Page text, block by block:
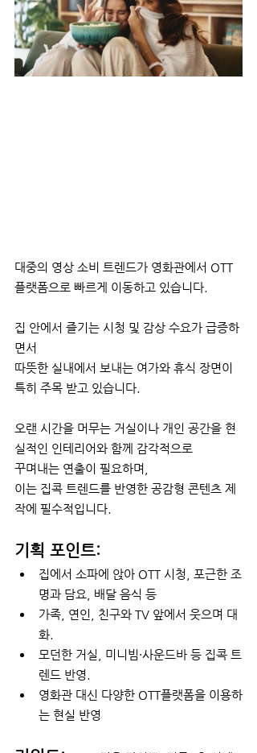
대중의 영상 소비 트렌드가 영화관에서 OTT
플랫폼으로 빠르게 이동하고 있습니다.
집 안에서 즐기는 시청 및 감상 수요가 급증하
면서
따뜻한 실내에서 보내는 여가와 휴식 장면이
특히 주목 받고 있습니다.
오랜 시간을 머무는 거실이나 개인 공간을 현
실적인 인테리어와 함께 감각적으로
꾸며내는 연출이 필요하며,
이는 집콕 트렌드를 반영한 공감형 콘텐츠 제
작에 필수적입니다.
기획 포인트:
집에서 소파에 앉아 OTT 시청, 포근한 조
명과 담요, 배달 음식 등
가족, 연인, 친구와 TV 앞에서 웃으며 대
화.
모던한 거실, 미니빔·사운드바 등 집콕 트
렌드 반영.
영화관 대신 다양한 OTT플랫폼을 이용하
는 현실 반영